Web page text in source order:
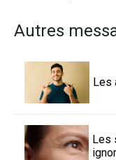
Autres
Les
Les